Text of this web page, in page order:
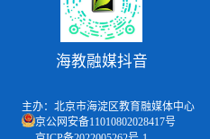
海教融媒抖音
主办：北京市海淀区教育融媒体中心
京公网安备11010802028417号